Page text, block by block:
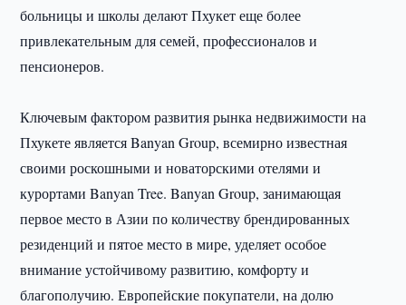
больницы и школы делают Пхукет еще более
привлекательным для семей, профессионалов и
пенсионеров.
Ключевым фактором развития рынка недвижимости на
Пхукете является Banyan Group, всемирно известная
своими роскошными и новаторскими отелями и
курортами Banyan Tree. Banyan Group, занимающая
первое место в Азии по количеству брендированных
резиденций и пятое место в мире, уделяет особое
внимание устойчивому развитию, комфорту и
благополучию. Европейские покупатели, на долю